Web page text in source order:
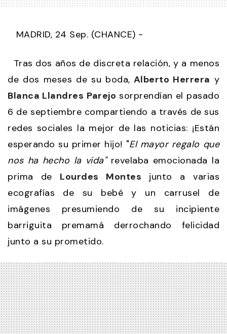
MADRID, 24 Sep. (CHANCE) -
Tras dos años de discreta relación, y a menos
de dos meses de su boda, Alberto Herrera y
Blanca Llandres Parejo sorprendían el pasado
6 de septiembre compartiendo a través de sus
redes sociales la mejor de las noticias: ¡Están
esperando su primer hijo! "El mayor regalo que
nos ha hecho la vida"revelaba emocionada la
prima de Lourdes Montes junto a varias
ecografías de su bebé y un carrusel de
imágenes presumiendo de su incipiente
barriguita premamá derrochando felicidad
junto a su prometido.